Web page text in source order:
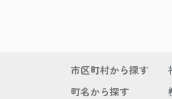
市区町村から探す
町名から探す